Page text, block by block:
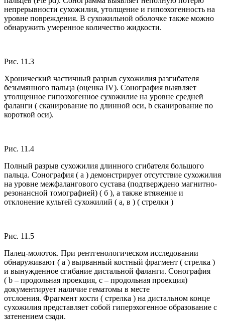
непрерывности сухожилия, утолщение и гипоэхогенность на
уровне повреждения. В сухожильной оболочке также можно
обнаружить умеренное количество жидкости.
Рис. 11.3
Хронический частичный разрыв сухожилия разгибателя
безымянного пальца (оценка IV). Сонография выявляет
утолщенное гипоэхогенное сухожилие на уровне средней
фаланги ( сканирование по длинной оси, b сканирование по
короткой оси).
Рис. 11.4
Полный разрыв сухожилия длинного сгибателя большого
пальца. Сонография ( а ) демонстрирует отсутствие сухожилия
на уровне межфалангового сустава (подтверждено магнитно-
резонансной томографией) ( б ), а также втяжение и
отклонение культей сухожилий ( а, в ) ( стрелки )
Рис. 11.5
Палец-молоток. При рентгенологическом исследовании
обнаруживают ( а ) вырванный костный фрагмент ( стрелка )
и вынужденное сгибание дистальной фаланги. Сонография
( b – продольная проекция, c – продольная проекция)
документирует наличие гематомы в месте
отслоения. Фрагмент кости ( стрелка ) на дистальном конце
сухожилия представляет собой гиперэхогенное образование с
затенением сзади.